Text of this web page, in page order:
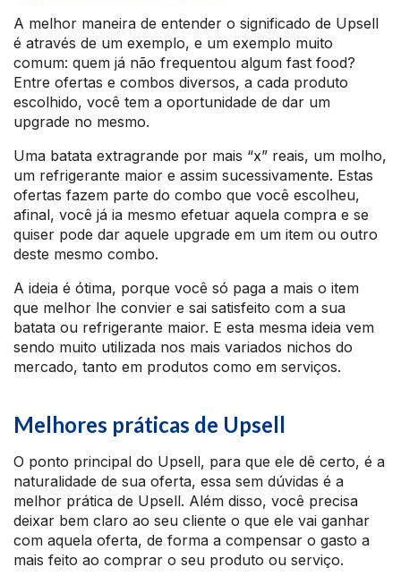
A melhor maneira de entender o significado de Upsell
é através de um exemplo, e um exemplo muito
comum: quem já não frequentou algum fast food?
Entre ofertas e combos diversos, a cada produto
escolhido, você tem a oportunidade de dar um
upgrade no mesmo.
Uma batata extragrande por mais “x” reais, um molho,
um refrigerante maior e assim sucessivamente. Estas
ofertas fazem parte do combo que você escolheu,
afinal, você já ia mesmo efetuar aquela compra e se
quiser pode dar aquele upgrade em um item ou outro
deste mesmo combo.
A ideia é ótima, porque você só paga a mais o item
que melhor lhe convier e sai satisfeito com a sua
batata ou refrigerante maior. E esta mesma ideia vem
sendo muito utilizada nos mais variados nichos do
mercado, tanto em produtos como em serviços.
Melhores práticas de Upsell
O ponto principal do Upsell, para que ele dê certo, é a
naturalidade de sua oferta, essa sem dúvidas é a
melhor prática de Upsell. Além disso, você precisa
deixar bem claro ao seu cliente o que ele vai ganhar
com aquela oferta, de forma a compensar o gasto a
mais feito ao comprar o seu produto ou serviço.